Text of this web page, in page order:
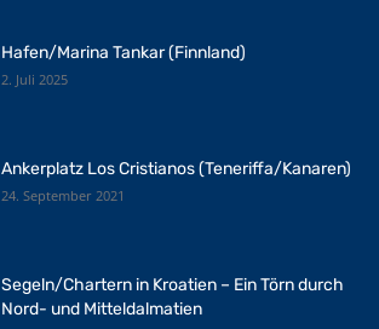
Hafen/Marina Tankar (Finnland)
2. Juli 2025
Ankerplatz Los Cristianos (Teneriffa/Kanaren)
24. September 2021
Segeln/Chartern in Kroatien – Ein Törn durch
Nord- und Mitteldalmatien